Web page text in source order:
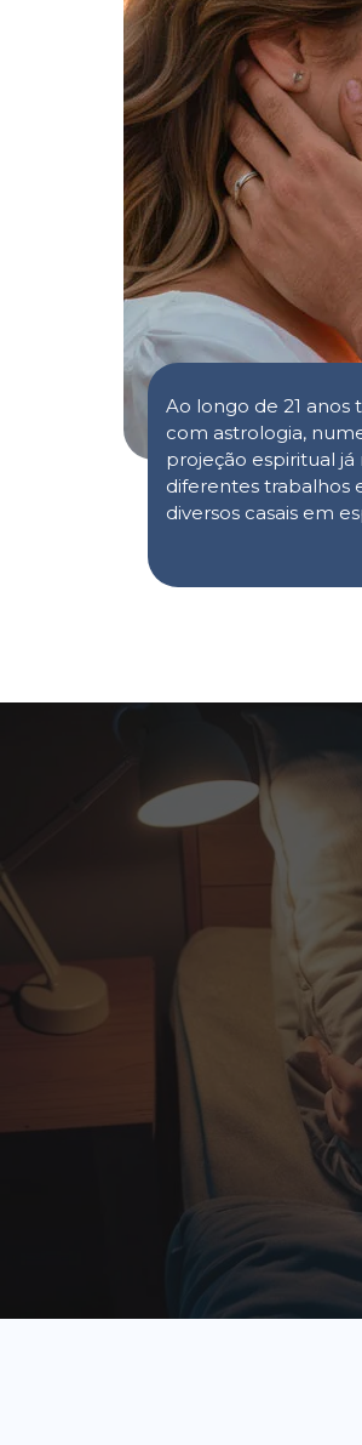
Ao longo de 21 anos
com astrologia,
projeção espiritual já
diferentes trabalhos
diversos casais em